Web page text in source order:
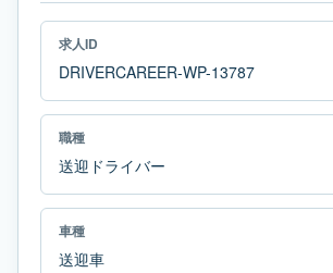
求人ID
DRIVERCAREER-WP-13787
職種
送迎ドライバー
車種
送迎車